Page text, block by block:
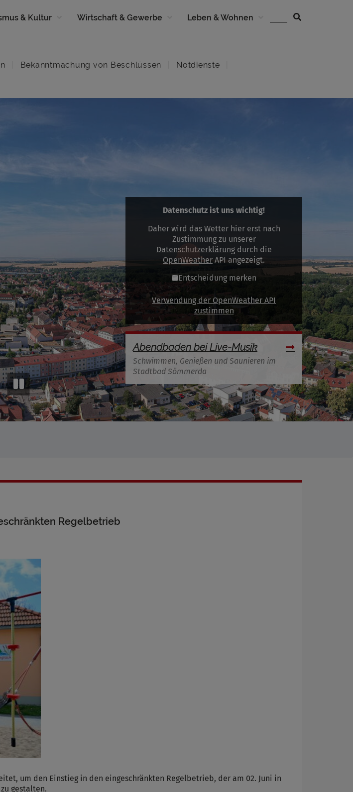
& Kultur Wirtschaft & Gewerbe Leben & Wohnen
Bekanntmachung von Beschlüssen
Notdienste
Datenschutz ist uns wichtig!
Daher wird das Wetter hier erst nach
Zustimmung zu unserer
Datenschutzerklärungdurch die
OpenWeather API angezeigt.
Entscheidung merken
Verwendung der OpenWeather API
zustimmen
Abendbaden bei Live-Musik
Schwimmen, Genießen und Saunieren im
Stadtbad Sömmerda
Regelbetrieb
um den Einstieg in den eingeschränkten Regelbetrieb, der am 02. Juni in
gestalten.